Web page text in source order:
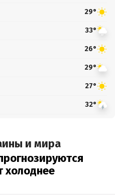
29°
33°
26°
29°
27°
32°
и мира
холоднее